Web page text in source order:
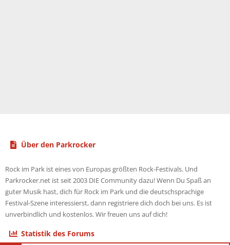
Über den Parkrocker
Rock im Park ist eines von Europas größten Rock-Festivals. Und
Parkrocker.net ist seit 2003 DIE Community dazu! Wenn Du Spaß an
guter Musik hast, dich für Rock im Park und die deutschsprachige
Festival-Szene interessierst, dann registriere dich doch bei uns. Es ist
unverbindlich und kostenlos. Wir freuen uns auf dich!
Statistik des Forums